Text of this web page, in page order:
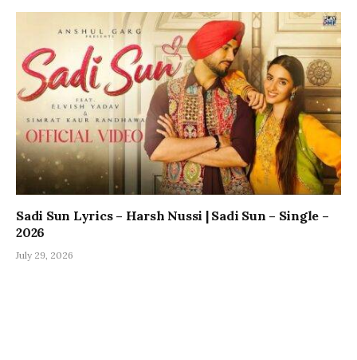
Sadi Sun Lyrics – Harsh Nussi | Sadi Sun – Single –
2026
July 29, 2026